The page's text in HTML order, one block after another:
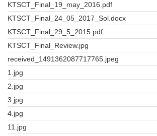
KTSCT_Final_19_may_2016.pdf
KTSCT_Final_24_05_2017_Sol.docx
KTSCT_Final_29_5_2015.pdf
KTSCT_Final_Review.jpg
received_1491362087717765.jpeg
1.jpg
2.jpg
3.jpg
4.jpg
11.jpg